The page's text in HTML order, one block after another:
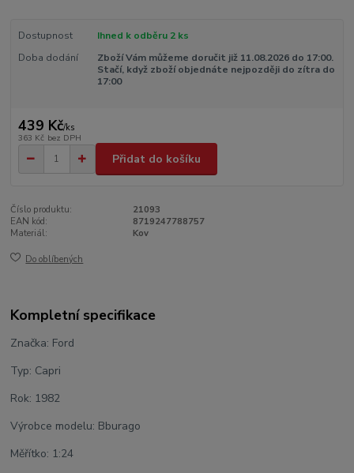
Dostupnost
Ihned k odběru 2 ks
Doba dodání
Zboží Vám můžeme doručit již 11.08.2026 do 17:00.
Stačí, když zboží objednáte nejpozději do zítra do
17:00
439 Kč/ks
363 Kč bez DPH
Přidat do košíku
Číslo produktu:
21093
EAN kód:
8719247788757
Materiál:
Kov
Do oblíbených
Kompletní specifikace
Značka: Ford
Typ: Capri
Rok: 1982
Výrobce modelu: Bburago
Měřítko: 1:24